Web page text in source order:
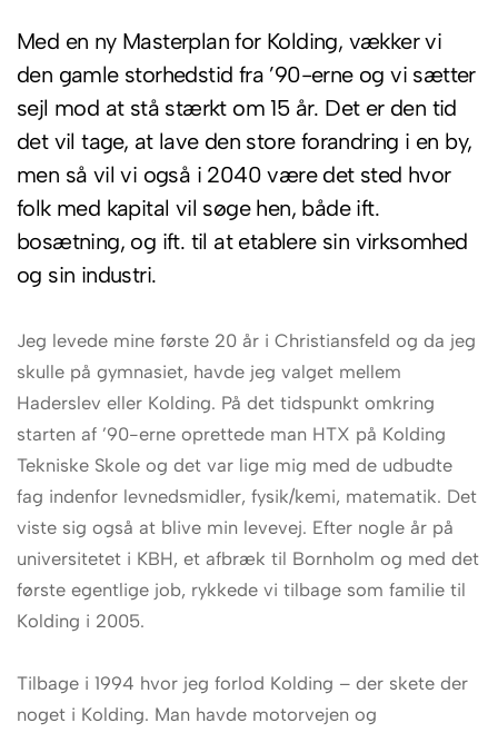
Med en ny Masterplan for Kolding, vækker vi
den gamle storhedstid fra ’90-erne og vi sætter
sejl mod at stå stærkt om 15 år. Det er den tid
det vil tage, at lave den store forandring i en by,
men så vil vi også i 2040 være det sted hvor
folk med kapital vil søge hen, både ift.
bosætning, og ift. til at etablere sin virksomhed
og sin industri.
Jeg levede mine første 20 år i Christiansfeld og da jeg
skulle på gymnasiet, havde jeg valget mellem
Haderslev eller Kolding. På det tidspunkt omkring
starten af ’90-erne oprettede man HTX på Kolding
Tekniske Skole og det var lige mig med de udbudte
fag indenfor levnedsmidler, fysik/kemi, matematik. Det
viste sig også at blive min levevej. Efter nogle år på
universitetet i KBH, et afbræk til Bornholm og med det
første egentlige job, rykkede vi tilbage som familie til
Kolding i 2005.
Tilbage i 1994 hvor jeg forlod Kolding – der skete der
noget i Kolding. Man havde motorvejen og